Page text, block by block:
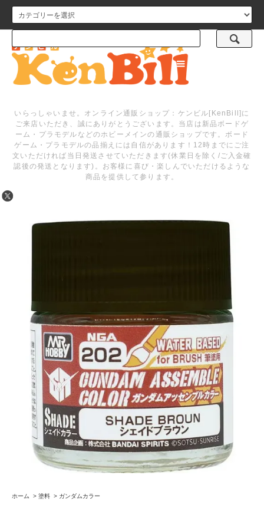
メニュー
いらっしゃいませ。オンライン通販ショップ：ケンビル[KenBill]に
ご来店いただき、誠にありがとうございます。当店は新品ボードゲ
ーム・プラモデルなどのホビーメインの通販ショップです。ボード
ゲーム・プラモデルの品揃えには自信があります！12時までにご注
文いただければ当日発送させていただきます(休業日を除く/ご入金確
認後の発送となります)。お客様に喜び・楽しんでいただけるような
商品を提供して参ります。
ホーム > 塗料 > ガンダムカラー